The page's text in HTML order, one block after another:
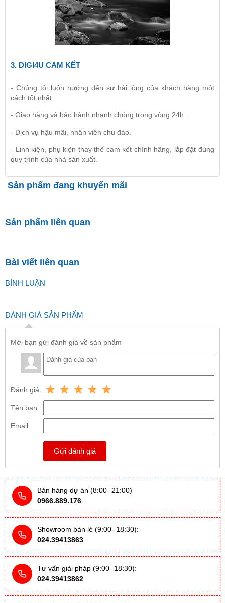
3. DIGI4U CAM KẾT
- Chúng tôi luôn hướng đến sự hài lòng của khách hàng một
cách tốt nhất.
- Giao hàng và bảo hành nhanh chóng trong vòng 24h.
- Dịch vụ hậu mãi, nhân viên chu đáo.
- Linh kiện, phụ kiện thay thế cam kết chính hãng, lắp đặt đúng
quy trình của nhà sản xuất.
Sản phẩm đang khuyến mãi
Sản phẩm liên quan
Bài viết liên quan
BÌNH LUẬN
ĐÁNH GIÁ SẢN PHẨM
Mời bạn gửi đánh giá về sản phẩm
Đánh giá:
Tên bạn
Email
Gửi đánh giá
Bán hàng dự án (8:00- 21:00)
0966.889.176
Showroom bán lẻ (9:00- 18:30):
024.39413863
Tư vấn giải pháp (9:00- 18:30):
024.39413862